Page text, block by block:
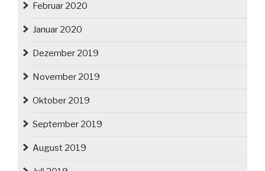
Februar 2020
Januar 2020
Dezember 2019
November 2019
Oktober 2019
September 2019
August 2019